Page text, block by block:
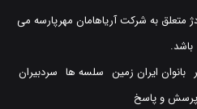
متعلق به شرکت آریاهامان مهرپارسه می
باشد.
بانوان ایران زمین سلسه ها سردبیران
پرسش و پاسخ